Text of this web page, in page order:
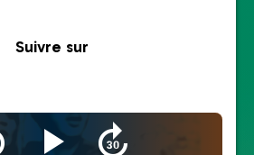
Suivre sur